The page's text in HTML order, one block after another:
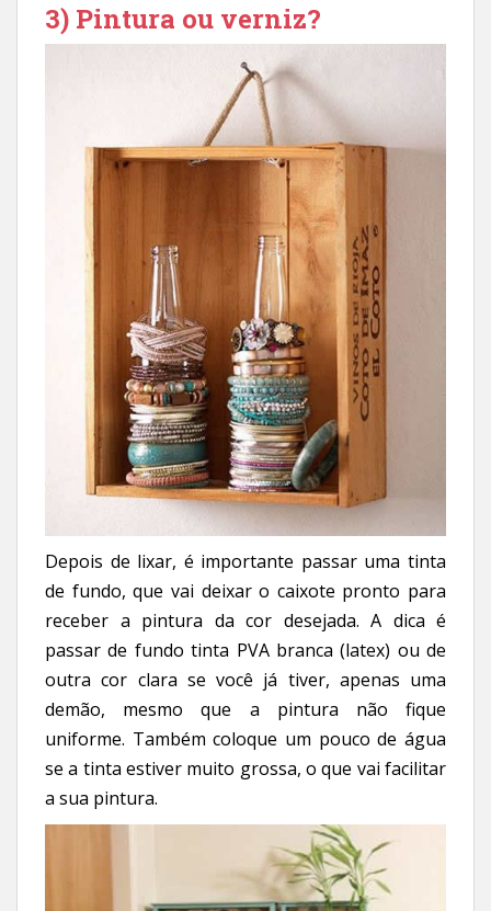
3) Pintura ou verniz?
Depois de lixar, é importante passar uma tinta
de fundo, que vai deixar o caixote pronto para
receber a pintura da cor desejada. A dica é
passar de fundo tinta PVA branca (latex) ou de
outra cor clara se você já tiver, apenas uma
demão, mesmo que a pintura não fique
uniforme. Também coloque um pouco de água
se a tinta estiver muito grossa, o que vai facilitar
a sua pintura.